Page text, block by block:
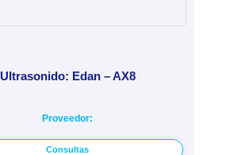
Ultrasonido: Edan – AX8
Proveedor:
Consultas